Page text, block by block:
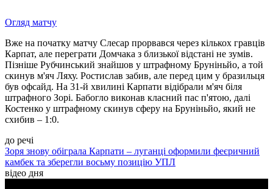
Огляд матчу
Вже на початку матчу Слесар прорвався через кількох гравців
Карпат, але переграти Домчака з близької відстані не зумів.
Пізніше Рубчинський знайшов у штрафному Бруніньйо, а той
скинув м'яч Ляху. Ростислав забив, але перед цим у бразильця
був офсайд. На 31-й хвилині Карпати відібрали м'яч біля
штрафного Зорі. Бабогло виконав класний пас п'ятою, далі
Костенко у штрафному скинув сферу на Бруніньйо, який не
схибив – 1:0.
до речі
Зоря знову обіграла Карпати – луганці оформили феєричний
камбек та зберегли восьму позицію УПЛ
відео дня